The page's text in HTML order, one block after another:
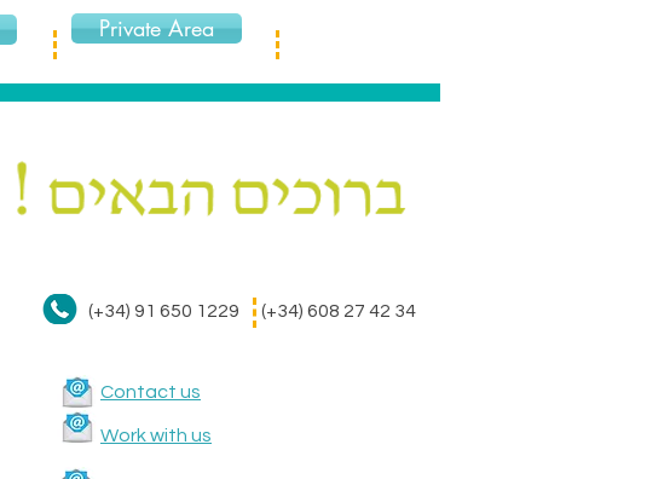
Private Area
(+34) 91 650 1229 (+34) 608 27 42 34
Contact us
Work with us